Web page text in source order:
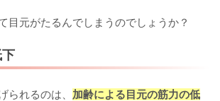
目元がたるんでしまうのでしょうか？
下
られるのは、 加齢による目元の筋力の低